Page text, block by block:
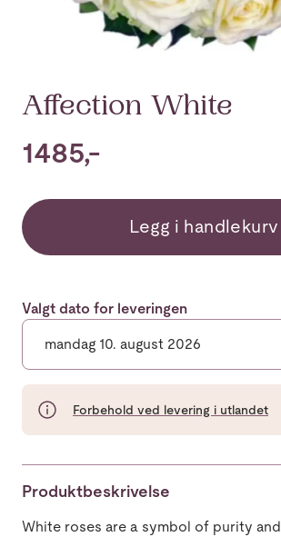
Affection White
1485,-
Legg i handlekurv
Valgt dato for leveringen
mandag 10. august 2026
Forbehold ved levering i utlandet
Produktbeskrivelse
White roses are a symbol of purity and